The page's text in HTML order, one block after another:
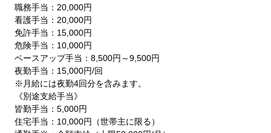
職務手当：20,000円
看護手当：20,000円
免許手当：15,000円
危険手当：10,000円
ベースアップ手当：8,500円～9,500円
夜勤手当：15,000円/回
※月給には夜勤4回分を含みます。
《別途支給手当》
皆勤手当：5,000円
住宅手当：10,000円（世帯主に限る）